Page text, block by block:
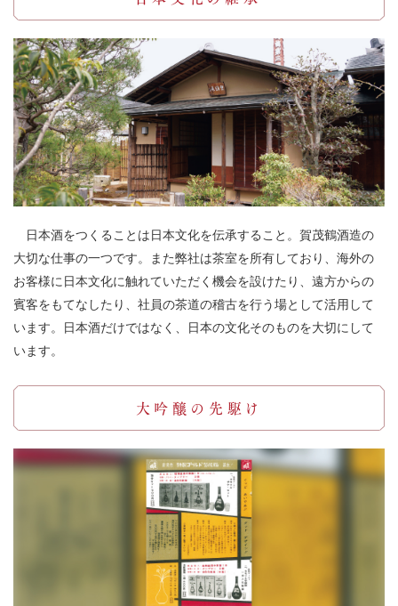
日本酒をつくることは日本文化を伝承すること。賀茂鶴酒造の
大切な仕事の一つです。また弊社は茶室を所有しており、海外の
お客様に日本文化に触れていただく機会を設けたり、遠方からの
賓客をもてなしたり、社員の茶道の稽古を行う場として活用して
います。日本酒だけではなく、日本の文化そのものを大切にして
います。
大吟醸の先駆け